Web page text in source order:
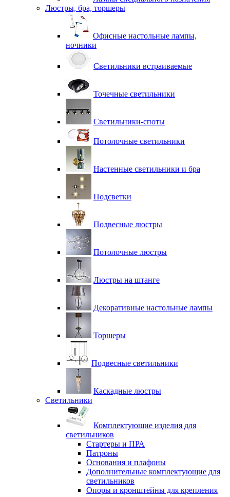
Люстры, бра, торшеры
Офисные настольные лампы,
ночники
Светильники встраиваемые
Точечные светильники
Светильники-споты
Потолочные светильники
Настенные светильники и бра
Подсветки
Подвесные люстры
Потолочные люстры
Люстры на штанге
Декоративные настольные лампы
Торшеры
Подвесные светильники
Каскадные люстры
Светильники
Комплектующие изделия для
светильников
Стартеры и ПРА
Патроны
Основания и плафоны
Дополнительные комплектующие для
светильников
Опоры и кронштейны для крепления